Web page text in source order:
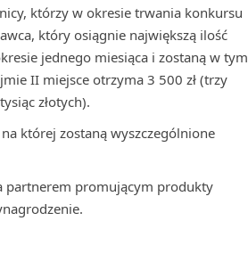
którzy w okresie trwania konkursu
który osiągnie największą ilość
jednego miesiąca i zostaną w tym
II miejsce otrzyma 3 500 zł (trzy
złotych).
której zostaną wyszczególnione
partnerem promującym produkty